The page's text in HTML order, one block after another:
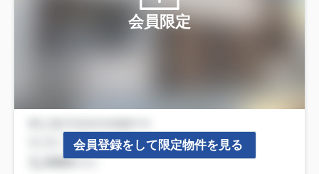
会員限定
会員登録をして限定物件を見る